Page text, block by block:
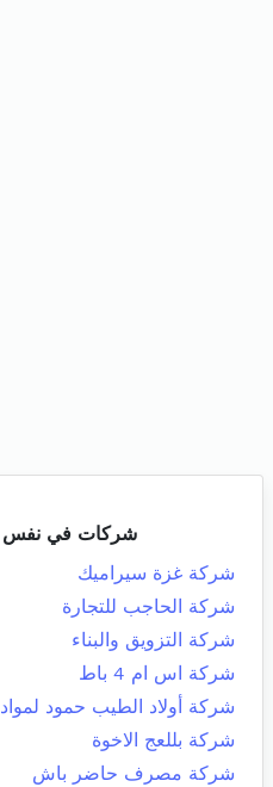
شركات في نفس
شركة غزة سيراميك
شركة الحاجب للتجارة
شركة التزويق والبناء
شركة اس ام 4 باط
شركة أولاد الطيب حمود لمواد
شركة بللعج الاخوة
شركة مصرف حاضر باش